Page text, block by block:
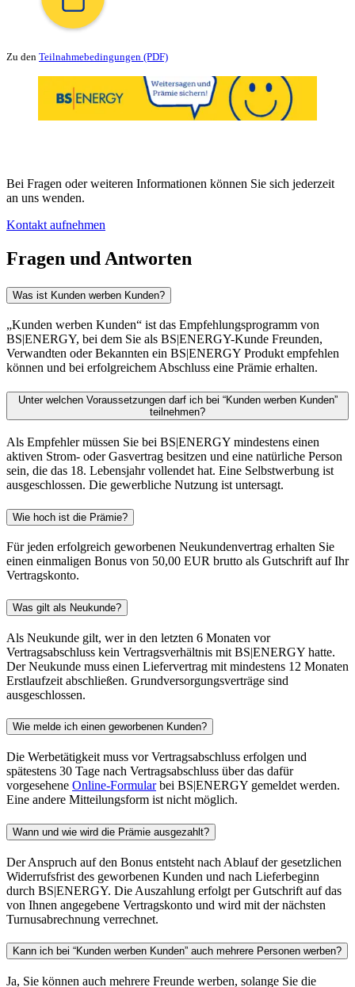
Zu den Teilnahmebedingungen (PDF)
Bei Fragen oder weiteren Informationen können Sie sich jederzeit
an uns wenden.
Kontakt aufnehmen
Fragen und Antworten
Was ist Kunden werben Kunden?
„Kunden werben Kunden“ ist das Empfehlungsprogramm von
BS|ENERGY, bei dem Sie als BS|ENERGY-Kunde Freunden,
Verwandten oder Bekannten ein BS|ENERGY Produkt empfehlen
können und bei erfolgreichem Abschluss eine Prämie erhalten.
Unter welchen Voraussetzungen darf ich bei “Kunden werben Kunden”
teilnehmen?
Als Empfehler müssen Sie bei BS|ENERGY mindestens einen
aktiven Strom- oder Gasvertrag besitzen und eine natürliche Person
sein, die das 18. Lebensjahr vollendet hat. Eine Selbstwerbung ist
ausgeschlossen. Die gewerbliche Nutzung ist untersagt.
Wie hoch ist die Prämie?
Für jeden erfolgreich geworbenen Neukundenvertrag erhalten Sie
einen einmaligen Bonus von 50,00 EUR brutto als Gutschrift auf Ihr
Vertragskonto.
Was gilt als Neukunde?
Als Neukunde gilt, wer in den letzten 6 Monaten vor
Vertragsabschluss kein Vertragsverhältnis mit BS|ENERGY hatte.
Der Neukunde muss einen Liefervertrag mit mindestens 12 Monaten
Erstlaufzeit abschließen. Grundversorgungsverträge sind
ausgeschlossen.
Wie melde ich einen geworbenen Kunden?
Die Werbetätigkeit muss vor Vertragsabschluss erfolgen und
spätestens 30 Tage nach Vertragsabschluss über das dafür
vorgesehene Online-Formularbei BS|ENERGY gemeldet werden.
Eine andere Mitteilungsform ist nicht möglich.
Wann und wie wird die Prämie ausgezahlt?
Der Anspruch auf den Bonus entsteht nach Ablauf der gesetzlichen
Widerrufsfrist des geworbenen Kunden und nach Lieferbeginn
durch BS|ENERGY. Die Auszahlung erfolgt per Gutschrift auf das
von Ihnen angegebene Vertragskonto und wird mit der nächsten
Turnusabrechnung verrechnet.
Kann ich bei “Kunden werben Kunden” auch mehrere Personen werben?
Ja, Sie können auch mehrere Freunde werben, solange Sie die